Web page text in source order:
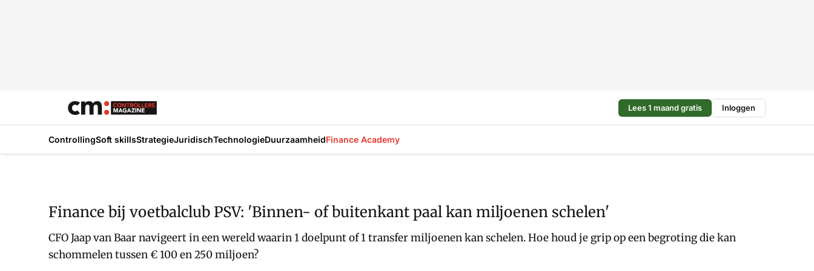
Lees 1 maand gratis Inloggen
ControllingSoft skillsStrategieJuridischTechnologieDuurzaamheidFinance Academy
Finance bij voetbalclub PSV: 'Binnen- of buitenkant paal kan miljoenen schelen'
CFO Jaap van Baar navigeert in een wereld waarin 1 doelpunt of 1 transfer miljoenen kan schelen. Hoe houd je grip op een begroting die kan
schommelen tussen € 100 en 250 miljoen?